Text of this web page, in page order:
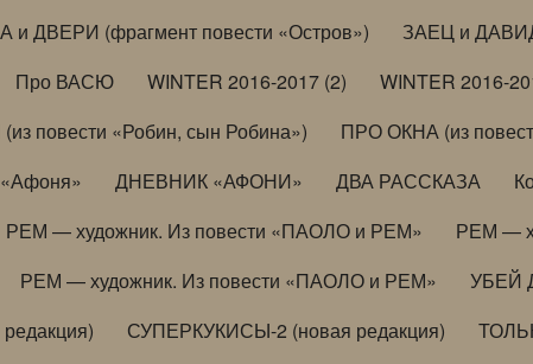
и ДВЕРИ (фрагмент повести «Остров»)
ЗАЕЦ и ДАВИД
Про ВАСЮ WINTER 2016-2017 (2) WINTER 2016-
повести «Робин, сын Робина»)
ПРО ОКНА (из
«Афоня» ДНЕВНИК «АФОНИ» ДВА РАССКАЗА
РЕМ — художник. Из повести «ПАОЛО и РЕМ»
РЕМ —
РЕМ — художник. Из повести «ПАОЛО и РЕМ» УБЕЙ
СУПЕРКУКИСЫ-2 (новая редакция)